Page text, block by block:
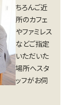
ちろんご近
所のカフェ
やファミレス
などご指定
いただいた
場所へスタ
ッフがお伺